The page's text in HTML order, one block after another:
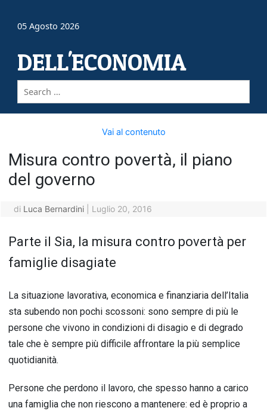
05 Agosto 2026
DELL'ECONOMIA
Vai al contenuto
Misura contro povertà, il piano
del governo
di Luca Bernardini Luglio 20, 2016
Parte il Sia, la misura contro povertà per
famiglie disagiate
La situazione lavorativa, economica e finanziaria dell’Italia
sta subendo non pochi scossoni: sono sempre di più le
persone che vivono in condizioni di disagio e di degrado
tale che è sempre più difficile affrontare la più semplice
quotidianità.
Persone che perdono il lavoro, che spesso hanno a carico
una famiglia che non riescono a mantenere: ed è proprio a